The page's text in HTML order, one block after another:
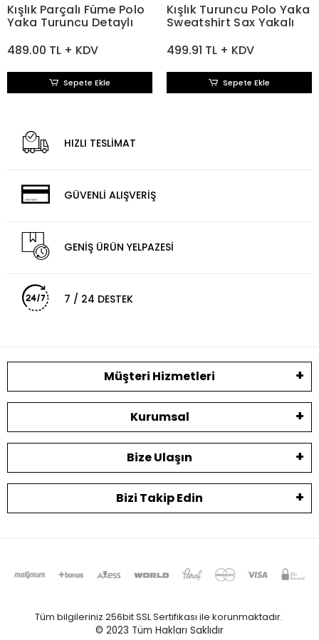
Kışlık Parçalı Füme Polo
Yaka Turuncu Detaylı
489.00 TL + KDV
Sepete Ekle
Kışlık Turuncu Polo Yaka
Sweatshirt Sax Yakalı
499.91 TL + KDV
Sepete Ekle
HIZLI TESLİMAT
GÜVENLİ ALIŞVERİŞ
GENİŞ ÜRÜN YELPAZESİ
7 / 24 DESTEK
Müşteri Hizmetleri
Kurumsal
Bize Ulaşın
Bizi Takip Edin
Tüm bilgileriniz 256bit SSL Sertifikası ile korunmaktadır.
© 2023 Tüm Hakları Saklıdır